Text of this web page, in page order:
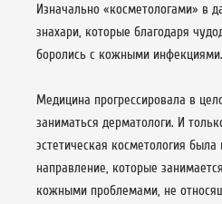
Изначально «косметологами» в
знахари, которые благодаря
боролись с кожными инфекциями.
Медицина прогрессировала в
заниматься дерматологи. И
эстетическая косметология
направление, которые
кожными проблемами, не